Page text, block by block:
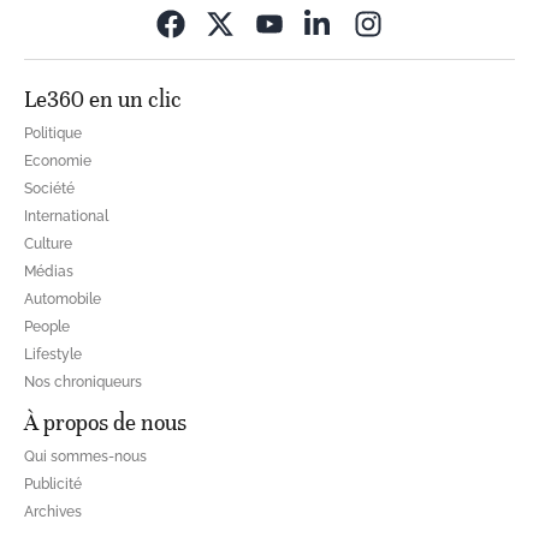
Le360 en un clic
Politique
Economie
Société
International
Culture
Médias
Automobile
People
Lifestyle
Nos chroniqueurs
À propos de nous
Qui sommes-nous
Publicité
Archives